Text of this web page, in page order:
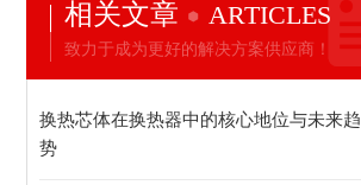
相关文章 ARTICLES
致力于成为更好的解决方案供应商！
换热芯体在换热器中的核心地位与未来趋
势